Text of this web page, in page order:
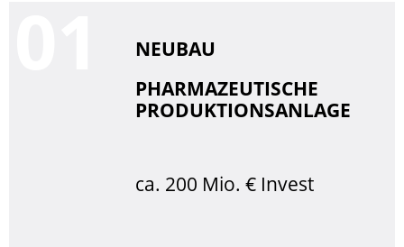
NEUBAU
PHARMAZEUTISCHE
PRODUKTIONSANLAGE
ca. 200 Mio. € Invest